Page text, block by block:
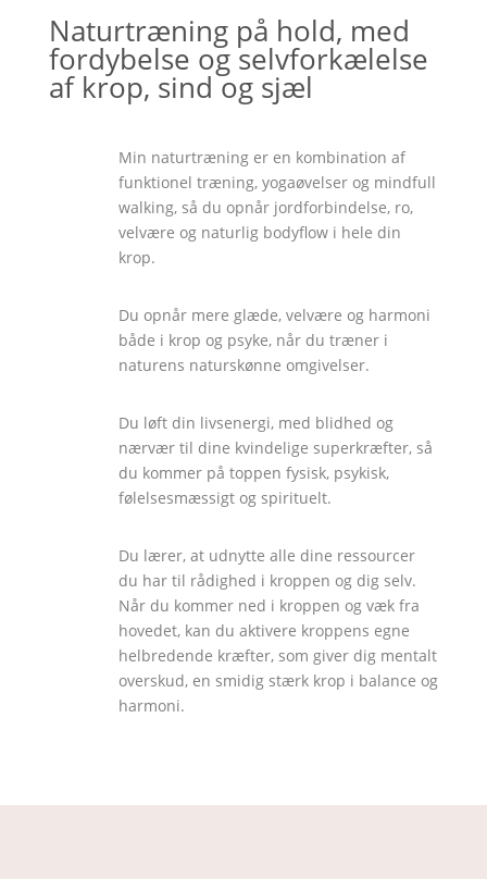
Naturtræning på hold, med
fordybelse og selvforkælelse
af krop, sind og sjæl
Min naturtræning er en kombination af
funktionel træning, yogaøvelser og mindfull
walking, så du opnår jordforbindelse, ro,
velvære og naturlig bodyflow i hele din
krop.
Du opnår mere glæde, velvære og harmoni
både i krop og psyke, når du træner i
naturens naturskønne omgivelser.
Du løft din livsenergi, med blidhed og
nærvær til dine kvindelige superkræfter, så
du kommer på toppen fysisk, psykisk,
følelsesmæssigt og spirituelt.
Du lærer, at udnytte alle dine ressourcer
du har til rådighed i kroppen og dig selv.
Når du kommer ned i kroppen og væk fra
hovedet, kan du aktivere kroppens egne
helbredende kræfter, som giver dig mentalt
overskud, en smidig stærk krop i balance og
harmoni.